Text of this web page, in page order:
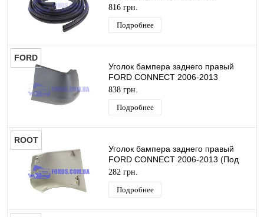
CONNECT 2002-2013 SONMEZ
816 грн.
Подробнее
FORD
Уголок бампера заднего правый
FORD CONNECT 2006-2013
ORIGINAL
838 грн.
Подробнее
ROOT
Уголок бампера заднего правый
FORD CONNECT 2006-2013 (Под
покраску) ROOT
282 грн.
Подробнее